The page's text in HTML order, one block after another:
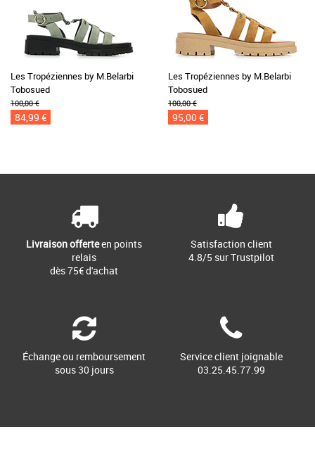
Les Tropéziennes by M.Belarbi
Tobosued
100,00 €
84,99 €
Les Tropéziennes by M.Belarbi
Tobosued
100,00 €
95,00 €
Livraison offerteen points
relais
dès 75€ d'achat
Satisfaction client
4.8/5 sur Trustpilot
Échange ou remboursement
sous 30 jours
Service client joignable
03.25.45.77.99